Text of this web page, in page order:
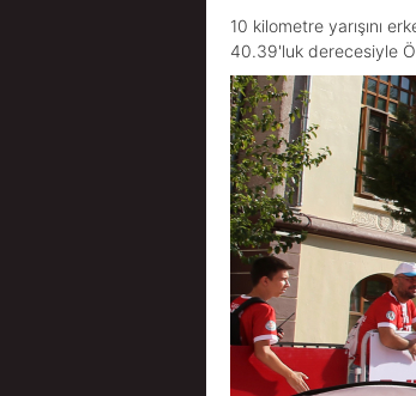
10 kilometre yarışını
40.39'luk derecesiyle